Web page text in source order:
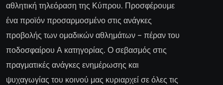
αθλητική τηλεόραση της Κύπρου. Προσφέρουμε
ένα προϊόν προσαρμοσμένο στις ανάγκες
προβολής των ομαδικών αθλημάτων – πέραν του
ποδοσφαίρου Α κατηγορίας. Ο σεβασμός στις
πραγματικές ανάγκες ενημέρωσης και
ψυχαγωγίας του κοινού μας κυριαρχεί σε όλες τις